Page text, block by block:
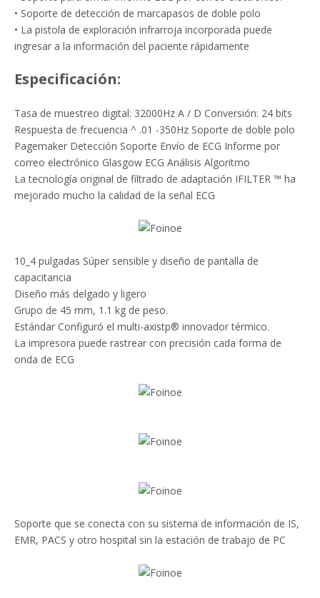
• Soporte de detección de marcapasos de doble polo
• La pistola de exploración infrarroja incorporada puede
ingresar a la información del paciente rápidamente
Especificación:
Tasa de muestreo digital: 32000Hz A / D Conversión: 24 bits
Respuesta de frecuencia ^ .01 -350Hz Soporte de doble polo
Pagemaker Detección Soporte Envío de ECG Informe por
correo electrónico Glasgow ECG Análisis Algoritmo
La tecnología original de filtrado de adaptación IFILTER ™ ha
mejorado mucho la calidad de la señal ECG
10_4 pulgadas Súper sensible y diseño de pantalla de
capacitancia
Diseño más delgado y ligero
Grupo de 45 mm, 1.1 kg de peso.
Estándar Configuró el multi-axistp® innovador térmico.
La impresora puede rastrear con precisión cada forma de
onda de ECG
Soporte que se conecta con su sistema de información de IS,
EMR, PACS y otro hospital sin la estación de trabajo de PC